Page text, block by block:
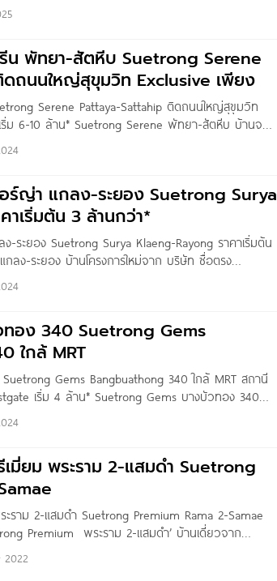
จาก บริษัท ซื่อตรง กรุ๊ป จำกัด ที่ตั้งโครงการอยู่บนทำเล
อมต่อ ถ.ราชพฤกษ์-นนทบุรี 1, ถ.พระราม 5-นครอินทร์,
น พัทยา-สัตหีบ Suetrong Serene
ถนนใหญ่สุขุมวิท Exclusive เพียง
Serene Pattaya-Sattahip ติดถนนใหญ่สุขุมวิท
ริ่ม 6-10 ล้าน* Suetrong Serene พัทยา-สัตหีบ บ้านจาก
รตั้งอยู่ติด ถ.สุขุมวิท ต.บางเสร่ อ.สัตหีบ จ.ชลบุรี บน
างสะดวก ใกล้ชายหาดหลายแห่ง หรือจะเดินทางเข้าไป
ร์ญ่า แกลง-ระยอง Suetrong Surya
าเริ่มต้น 3 ล้านกว่า*
-ระยอง Suetrong Surya Klaeng-Rayong ราคาเริ่มต้น
ลง-ระยอง บ้านโครงการใหม่จาก บริษัท ซื่อตรง
ศบาลทุ่งควายกิน 4 ถ.สุขุมวิท ต.ทุ่งควายกิน อ.แกลง
ดินแกลง ใกล้แยกสามย่าน และห่างจากถนนสุขุมวิท
อง 340 Suetrong Gems
ใกล้ MRT
Gems Bangbuathong 340 ใกล้ MRT สถานี
เริ่ม 4 ล้าน* Suetrong Gems บางบัวทอง 340
รง พร็อพเพอร์ตี้ จำกัด โครงการตั้งอยู่ ต.ละหาร
มี่ยม พระราม 2-แสมดำ Suetrong
2-Samae
าม 2-แสมดำ Suetrong Premium Rama 2-Samae
Premium พระราม 2-แสมดำ’ บ้านเดี่ยวจาก
รตั้งอยู่ซอยแสมดำ แขวงแสมดำ เขตบางขุนเทียน กทม.
ด่วน รายล้อมด้วยแหล่ง Shopping สถานศึกษา และ
2022